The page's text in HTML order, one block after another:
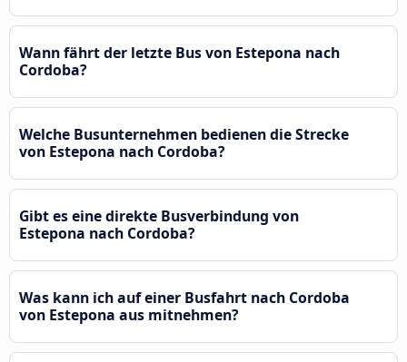
Wann fährt der letzte Bus von Estepona nach
Cordoba?
Welche Busunternehmen bedienen die Strecke
von Estepona nach Cordoba?
Gibt es eine direkte Busverbindung von
Estepona nach Cordoba?
Was kann ich auf einer Busfahrt nach Cordoba
von Estepona aus mitnehmen?